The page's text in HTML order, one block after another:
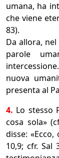
umana, ha
che viene
83).
Da allora,
parole
nuova
presenta al
4. Lo stesso
cosa sola»
disse:
10,9; cfr. Sal